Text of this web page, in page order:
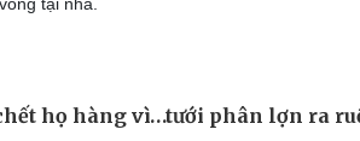
họ hàng vì…tưới phân lợn ra